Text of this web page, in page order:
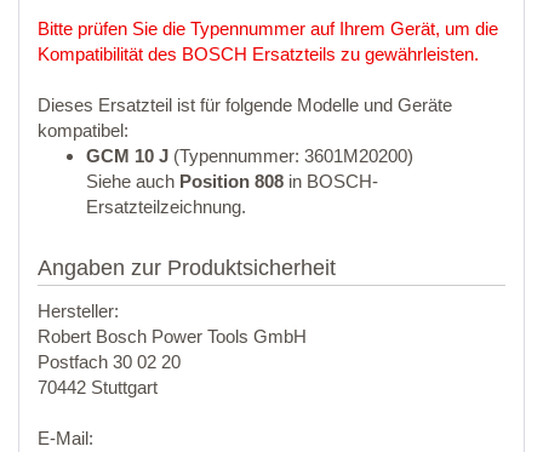
Bitte prüfen Sie die Typennummer auf Ihrem Gerät, um die
Kompatibilität des BOSCH Ersatzteils zu gewährleisten.
Dieses Ersatzteil ist für folgende Modelle und Geräte
kompatibel:
GCM 10 J (Typennummer: 3601M20200)
Siehe auch Position 808 in BOSCH-
Ersatzteilzeichnung.
Angaben zur Produktsicherheit
Hersteller:
Robert Bosch Power Tools GmbH
Postfach 30 02 20
70442 Stuttgart
E-Mail: